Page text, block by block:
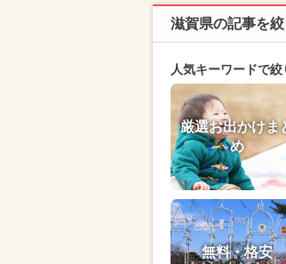
滋賀県の記事を
人気キーワードで絞
厳選お出かけま
め
無料・格安